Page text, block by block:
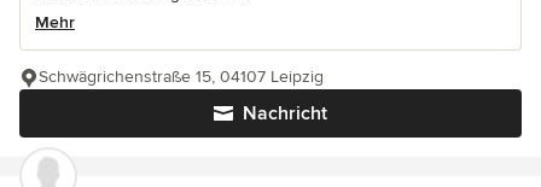
Mehr
Nachricht
Schwägrichenstraße 15, 04107 Leipzig